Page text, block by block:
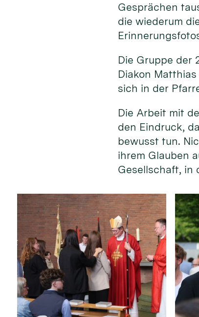
Gesprächen
die wiederum
Die Gruppe der
Diakon
sich in der
Die Arbeit mit
den Eindruck,
bewusst tun.
ihrem Glauben
Gesellschaft, in